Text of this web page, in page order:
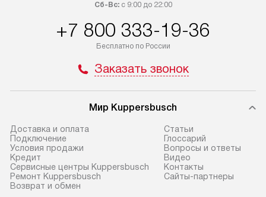
Сб-Вс:с 9:00 до 22:00
+7 800 333-19-36
Бесплатно по России
Заказать звонок
Мир Kuppersbusch
Доставка и оплата
Подключение
Условия продажи
Кредит
Сервисные центры Kuppersbusch
Ремонт Kuppersbusch
Возврат и обмен
Cтатьи
Глоссарий
Вопросы и ответы
Видео
Контакты
Сайты-партнеры